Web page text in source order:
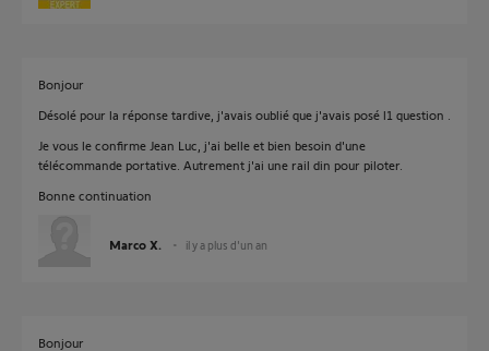
Bonjour
Désolé pour la réponse tardive, j'avais oublié que j'avais posé l1 question .
Je vous le confirme Jean Luc, j'ai belle et bien besoin d'une
télécommande portative. Autrement j'ai une rail din pour piloter.
Bonne continuation
Marco X. il y a plus d'un an
Bonjour